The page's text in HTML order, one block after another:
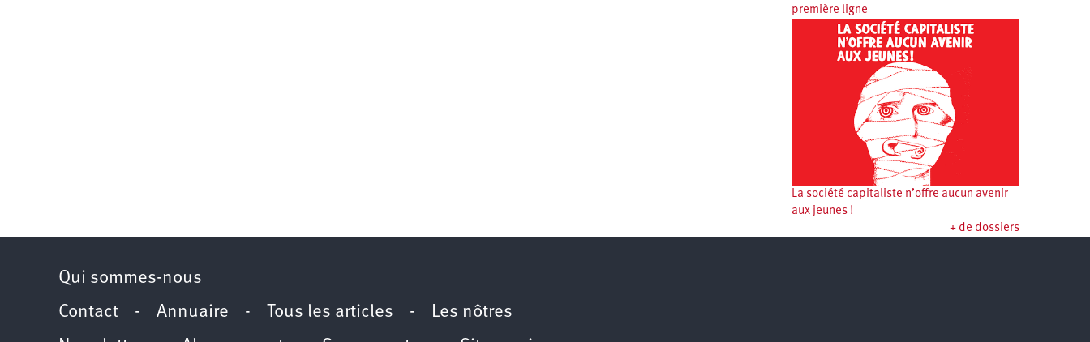
première ligne
La société capitaliste n’offre aucun avenir
aux jeunes !
+ de dossiers
Qui sommes-nous
Contact - Annuaire - Tous les articles - Les nôtres